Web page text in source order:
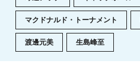
マクドナルド・トーナメント
渡邊元美 生島峰至